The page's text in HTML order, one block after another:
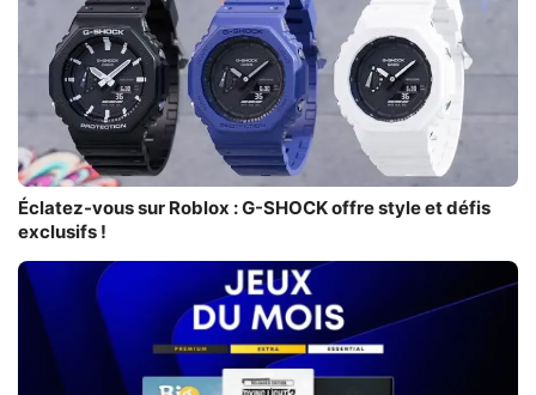
Éclatez-vous sur Roblox : G-SHOCK offre style et défis
exclusifs !